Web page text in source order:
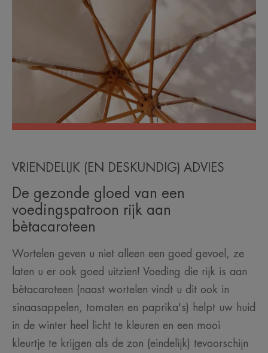
VRIENDELIJK (EN DESKUNDIG) ADVIES
De gezonde gloed van een
voedingspatroon rijk aan
bètacaroteen
Wortelen geven u niet alleen een goed gevoel, ze
laten u er ook goed uitzien! Voeding die rijk is aan
bètacaroteen (naast wortelen vindt u dit ook in
sinaasappelen, tomaten en paprika's) helpt uw huid
in de winter heel licht te kleuren en een mooi
kleurtje te krijgen als de zon (eindelijk) tevoorschijn